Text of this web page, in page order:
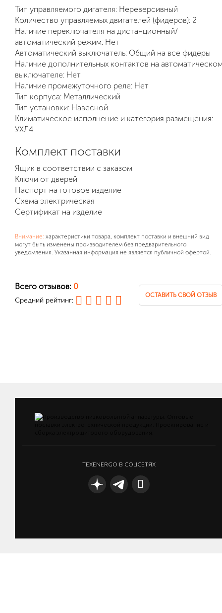
Тип управляемого дигателя: Нереверсивный
Количество управляемых двигателей (фидеров): 2
Наличие переключателя на дистанционный/
автоматический режим: Нет
Автоматический выключатель: Общий на все фидеры
Наличие дополнительных контактов на
выключателе: Нет
Наличие промежуточного реле: Нет
Тип корпуса: Металлический
Тип установки: Навесной
Климатическое исполнение и категория размещения:
УХЛ4
Комплект поставки
Ящик в соответствии с заказом
Ключи от дверей
Паспорт на готовое изделие
Схема электрическая
Сертификат на изделие
Внимание: характеристики товара, комплект поставки и внешний вид
могут быть изменены производителем без предварительного
уведомления. Указанная информация не является публичной офертой.
Всего отзывов: 0
Средний рейтинг:
ОСТАВИТЬ СВОЙ ОТЗЫВ
TEXENERGO В СОЦСЕТЯХ